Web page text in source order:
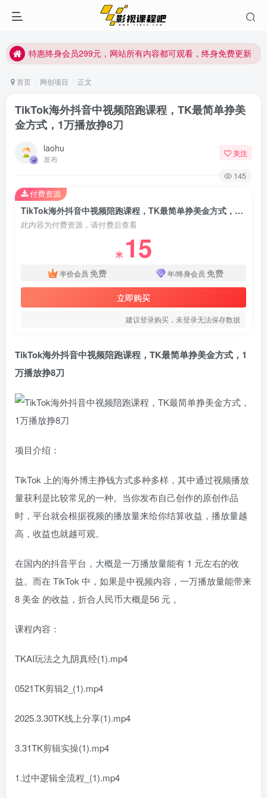
特惠终身会员299元，网站所有内容都可观看，终身免费更新
特惠终身会员299元，网站所有内容都可观看，终身免费更新
首页 网创项目 正文
TikTok海外抖音中视频陪跑课程，TK最简单挣美
金方式，1万播放挣8刀
laohu
发布
关注
145
TikTok海外抖音中视频陪跑课程，TK最简单挣美金方式，1万播放挣8刀
此内容为付费资源，请付费后查看
米 15
半价会员 免费 年/终身会员 免费
立即购买
建议登录购买，未登录无法保存数据
付费资源
TikTok海外抖音中视频陪跑课程，TK最简单挣美金方式，1
万播放挣8刀
项目介绍：
TikTok 上的海外博主挣钱方式多种多样，其中通过视频播放
量获利是比较常见的一种。当你发布自己创作的原创作品
时，平台就会根据视频的播放量来给你结算收益，播放量越
高，收益也就越可观。
在国内的抖音平台，大概是一万播放量能有 1 元左右的收
益。而在 TikTok 中，如果是中视频内容，一万播放量能带来
8 美金 的收益，折合人民币大概是56 元 。
课程内容：
TKAI玩法之九阴真经(1).mp4
0521TK剪辑2_(1).mp4
2025.3.30TK线上分享(1).mp4
3.31TK剪辑实操(1).mp4
1.过中逻辑全流程_(1).mp4